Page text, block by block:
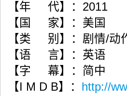
【年 代】：2011
【国 家】：美国
【类 别】：剧情/动
【语 言】：英语
【字 幕】：简中
【I M D B】： http://